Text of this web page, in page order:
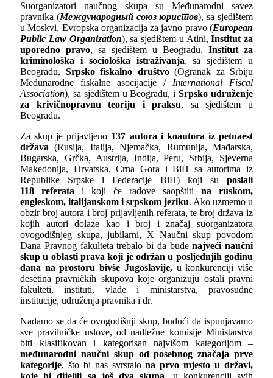
Suorganizatori naučnog skupa su Međunarodni savez
pravnika (Международный союз юристов), sa sjedištem
u Moskvi, Evropska organizacija za javno pravo (European
Public Law Organization), sa sjedištem u Atini,Institut za
uporedno pravo, sa sjedištem u Beogradu, Institut za
kriminološka i sociološka istraživanja, sa sjedištem u
Beogradu, Srpsko fiskalno društvo(Ogranak za Srbiju
Međunarodne fiskalne asocijacije / International Fiscal
Association), sa sjedištem u Beogradu, iSrpsko udruženje
za krivičnopravnu teoriju i praksu, sa sjedištem u
Beogradu.
Za skup je prijavljeno 137 autora i koautora iz petnaest
država (Rusija, Italija, Njemačka, Rumunija, Mađarska,
Bugarska, Grčka, Austrija, Indija, Peru, Srbija, Sjeverna
Makedonija, Hrvatska, Crna Gora i BiH sa autorima iz
Republike Srpske i Federacije BiH) koji su poslali
118 referata i koji će radove saopštiti na ruskom,
engleskom, italijanskom i srpskom jeziku. Ako uzmemo u
obzir broj autora i broj prijavljenih referata, te broj država iz
kojih autori dolaze kao i broj i značaj suorganizatora
ovogodišnjeg skupa, jubilarni, X Naučni skup povodom
Dana Pravnog fakulteta trebalo bi da budenajveći naučni
skup u oblasti prava koji je održan u posljednjih godinu
dana na prostoru bivše Jugoslavije,u konkurenciji više
desetina pravničkih skupova koje organizuju ostali pravni
fakulteti, instituti, vlade i ministarstva, pravosudne
institucije, udruženja pravnika i dr.
Nadamo se da će ovogodišnji skup, budući da ispunjavamo
sve pravilničke uslove, od nadležne komisije Ministarstva
biti klasifikovan i kategorisan najvišom kategorijom –
međunarodni naučni skup od posebnog značaja prve
kategorije, što bi nas svrstalona prvo mjesto u državi,
koje bi dijelili sa još dva skupa, u konkurenciji svih